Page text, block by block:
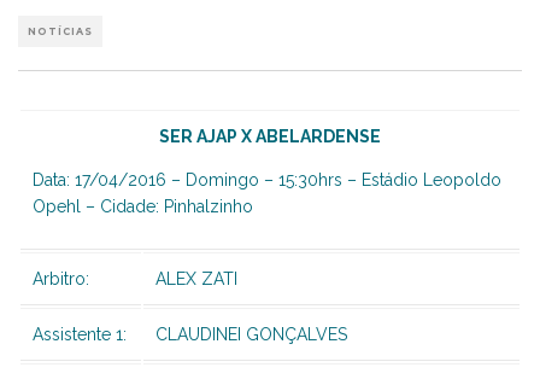
NOTÍCIAS
SER AJAP X ABELARDENSE
Data: 17/04/2016 – Domingo – 15:30hrs – Estádio Leopoldo
Opehl – Cidade: Pinhalzinho
Arbitro: ALEX ZATI
Assistente 1: CLAUDINEI GONÇALVES